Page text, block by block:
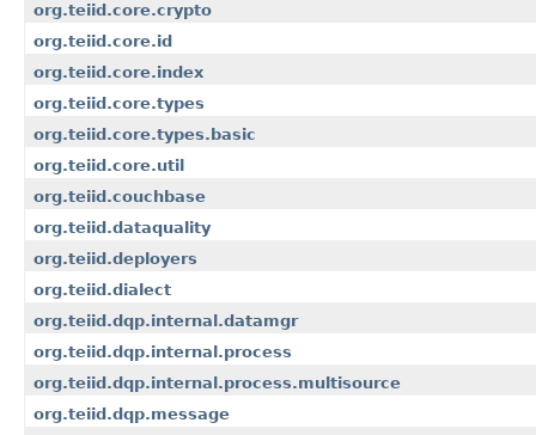
org.teiid.core.crypto
org.teiid.core.id
org.teiid.core.index
org.teiid.core.types
org.teiid.core.types.basic
org.teiid.core.util
org.teiid.couchbase
org.teiid.dataquality
org.teiid.deployers
org.teiid.dialect
org.teiid.dqp.internal.datamgr
org.teiid.dqp.internal.process
org.teiid.dqp.internal.process.multisource
org.teiid.dqp.message